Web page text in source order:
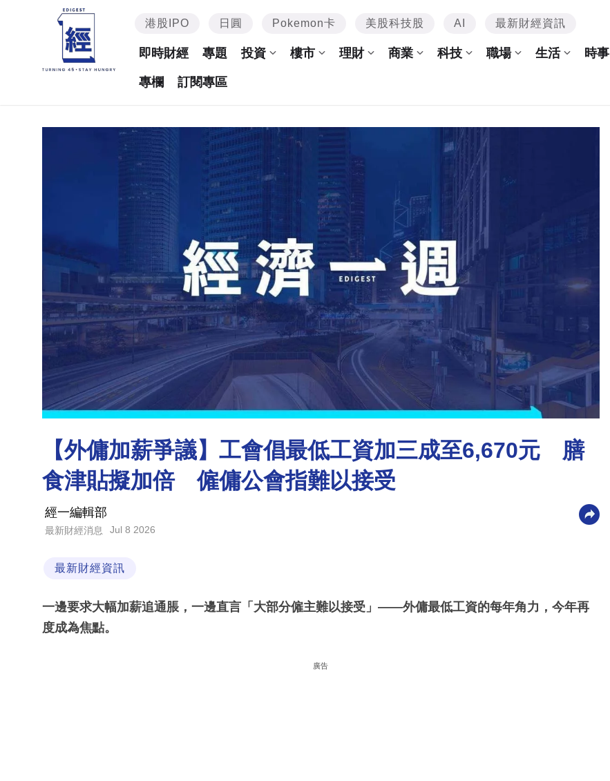
港股IPO 日圓 Pokemon卡 美股科技股 AI 最新財經資訊
即時財經 專題 投資 樓市 理財 商業 科技 職場 生活 時事
專欄 訂閱專區
【外傭加薪爭議】工會倡最低工資加三成至6,670元 膳
食津貼擬加倍 僱傭公會指難以接受
經一編輯部
最新財經消息 Jul 8 2026
最新財經資訊
一邊要求大幅加薪追通脹，一邊直言「大部分僱主難以接受」——外傭最低工資的每年角力，今年再
度成為焦點。
廣告